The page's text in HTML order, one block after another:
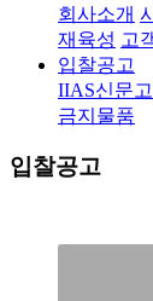
회사소개
재육성 고
입찰공고
IIAS신문고
금지물품
입찰공고